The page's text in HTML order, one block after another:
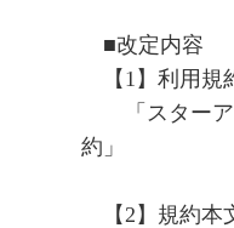
■改定内容
【1】利用規
「スターア
約」
【2】規約本